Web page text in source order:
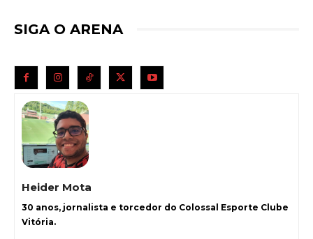
SIGA O ARENA
Heider Mota
30 anos, jornalista e torcedor do Colossal Esporte Clube
Vitória.